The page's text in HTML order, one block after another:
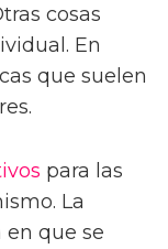
cosas
En
que suelen
para las
La
que se